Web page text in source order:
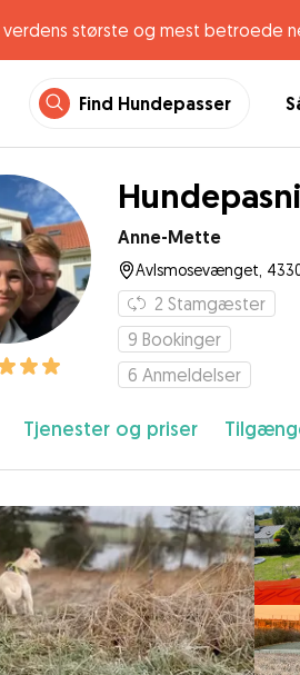
verdens største og mest betroede
Find Hundepasser
Anne-Mette
Avlsmosevænget,
2 Stamgæster
9 Bookinger
6 Anmeldelser
Tjenester og priser